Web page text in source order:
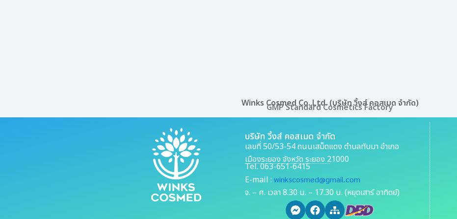
Winks Cosmed Co.,Ltd. (บริษัท วิ้งส์ คอสเมด จำกัด)
GMP Standard Cosmetics Factory
บริษัท วิ้งส์ คอสเมด จำกัด
เลขที่ 50/53-54 ถนนเสม็ดแดง ตำบลทับมา อำเภอ
เมืองระยอง จังหวัด ระยอง 21000
Tel. 063-651-6415
E-mail : winkscosmed@gmail.com
จ. – ศ. เวลา 8.30 น. – 17.30 น. (หยุดเสาร์ อาทิตย์)